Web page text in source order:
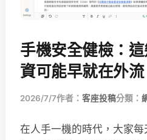
手機安全健檢：
資可能早就在外流
2026/7/7作者： 客座投稿分類：
在人手一機的時代，大家